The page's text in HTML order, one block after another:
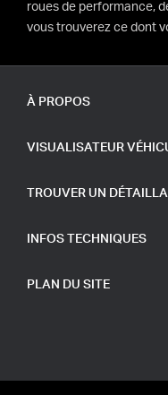
À PROPOS
VISUALISATEUR
TROUVER UN
INFOS TECHNIQUES
PLAN DU SITE
roues de performance,
vous trouverez ce dont